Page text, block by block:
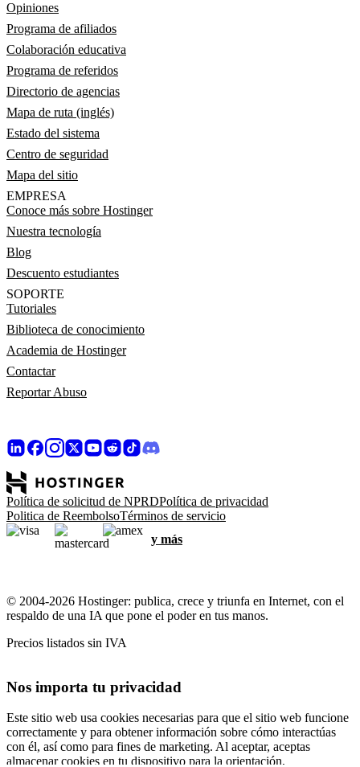
Opiniones
Programa de afiliados
Colaboración educativa
Programa de referidos
Directorio de agencias
Mapa de ruta (inglés)
Estado del sistema
Centro de seguridad
Mapa del sitio
EMPRESA
Conoce más sobre Hostinger
Nuestra tecnología
Blog
Descuento estudiantes
SOPORTE
Tutoriales
Biblioteca de conocimiento
Academia de Hostinger
Contactar
Reportar Abuso
Política de solicitud de NPRDPolítica de privacidad
Politica de ReembolsoTérminos de servicio
y más
© 2004-2026 Hostinger: publica, crece y triunfa en Internet, con el
respaldo de una IA que pone el poder en tus manos.
Precios listados sin IVA
Nos importa tu privacidad
Este sitio web usa cookies necesarias para que el sitio web funcione
correctamente y para obtener información sobre cómo interactúas
con él, así como para fines de marketing. Al aceptar, aceptas
almacenar cookies en tu dispositivo para la orientación,